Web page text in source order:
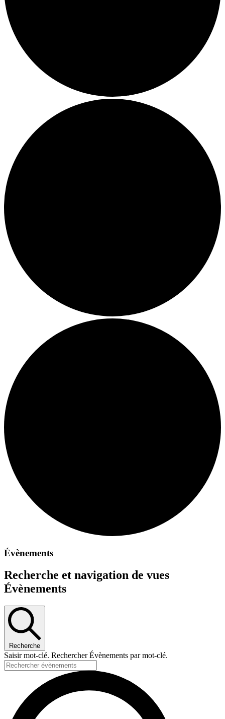
Évènements
Recherche et navigation de vues
Évènements
Recherche
Saisir mot-clé. Rechercher Évènements par mot-clé.